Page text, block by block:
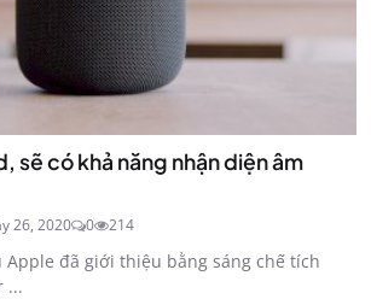
sẽ có khả năng nhận diện âm
26, 2020 0 214
Apple đã giới thiệu bằng sáng chế tích
...